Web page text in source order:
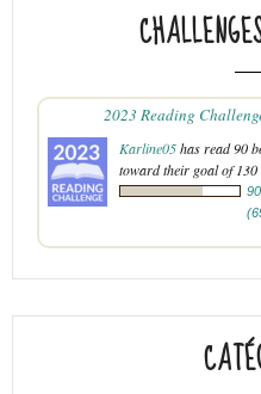
2023 Reading
Karline05has read 90
toward their goal of 130